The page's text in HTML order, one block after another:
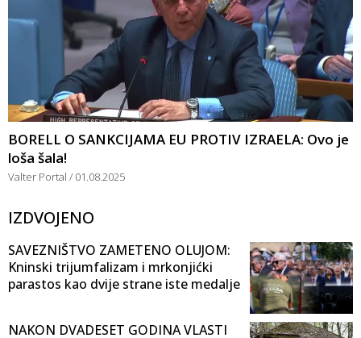
BORELL O SANKCIJAMA EU PROTIV IZRAELA: Ovo je
loša šala!
Valter Portal 01.08.2025
IZDVOJENO
SAVEZNIŠTVO ZAMETENO OLUJOM:
Kninski trijumfalizam i mrkonjićki
parastos kao dvije strane iste medalje
NAKON DVADESET GODINA VLASTI